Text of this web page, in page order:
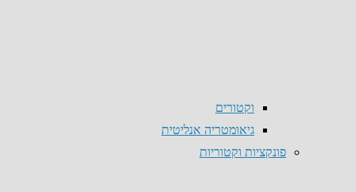
וקטורים
גיאומטריה אנליטית
פונקציות וקטוריות